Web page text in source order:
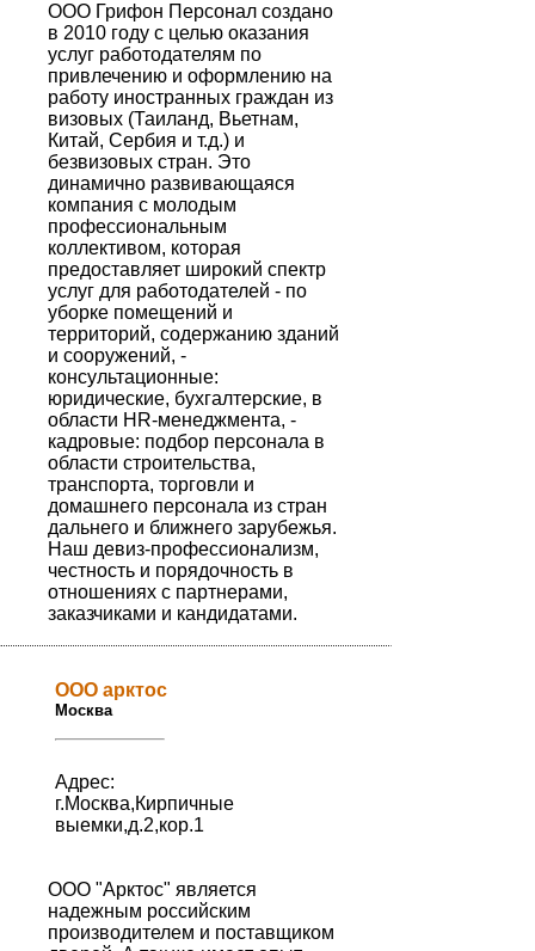
ООО Грифон Персонал создано
в 2010 году с целью оказания
услуг работодателям по
привлечению и оформлению на
работу иностранных граждан из
визовых (Таиланд, Вьетнам,
Китай, Сербия и т.д.) и
безвизовых стран. Это
динамично развивающаяся
компания с молодым
профессиональным
коллективом, которая
предоставляет широкий спектр
услуг для работодателей - по
уборке помещений и
территорий, содержанию зданий
и сооружений, -
консультационные:
юридические, бухгалтерские, в
области HR-менеджмента, -
кадровые: подбор персонала в
области строительства,
транспорта, торговли и
домашнего персонала из стран
дальнего и ближнего зарубежья.
Наш девиз-профессионализм,
честность и порядочность в
отношениях с партнерами,
заказчиками и кандидатами.
ООО арктос
Москва
Адрес:
г.Москва,Кирпичные
выемки,д.2,кор.1
ООО "Арктос" является
надежным российским
производителем и поставщиком